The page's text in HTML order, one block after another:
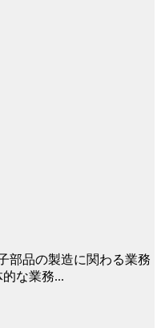
部品の製造に関わる業務
な業務...